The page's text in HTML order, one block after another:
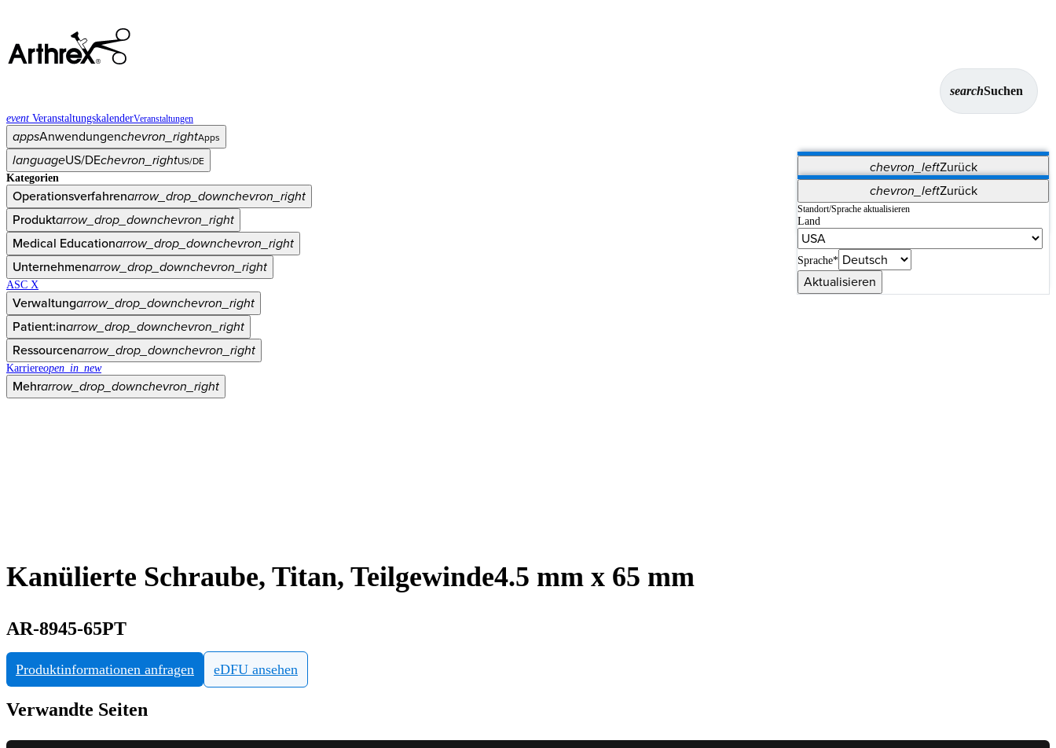
searchSuchen
event VeranstaltungskalenderVeranstaltungen
appsAnwendungenchevron_rightApps
chevron_leftZurück
Vet Systems OrthoPedia Patient
Supplier Portal
Synergy-Bildgebung und -Resektion
languageUS/DEchevron_rightUS/DE
chevron_leftZurück
Standort/Sprache aktualisieren
Land
Sprache*
Aktualisieren
Kategorien
Operationsverfahrenarrow_drop_downchevron_right
Produktarrow_drop_downchevron_right
Medical Educationarrow_drop_downchevron_right
Unternehmenarrow_drop_downchevron_right
ASC X
Verwaltungarrow_drop_downchevron_right
Patient:inarrow_drop_downchevron_right
Ressourcenarrow_drop_downchevron_right
Karriereopen_in_new
Mehrarrow_drop_downchevron_right
Kanülierte Schraube, Titan, Teilgewinde4.5 mm x 65 mm
AR-8945-65PT
Produktinformationen anfragen eDFU ansehen
Verwandte Seiten